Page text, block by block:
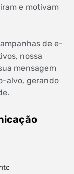
e motivam
de e-
nossa
mensagem
alvo, gerando